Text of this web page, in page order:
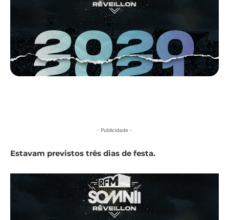
- Publicidade -
Estavam previstos três dias de festa.